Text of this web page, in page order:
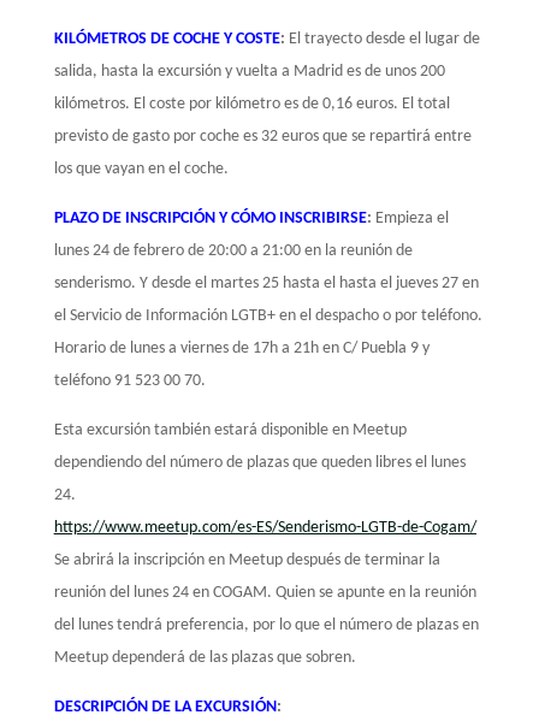
KILÓMETROS DE COCHE Y COSTE: El trayecto desde el lugar de
salida, hasta la excursión y vuelta a Madrid es de unos 200
kilómetros. El coste por kilómetro es de 0,16 euros. El total
previsto de gasto por coche es 32 euros que se repartirá entre
los que vayan en el coche.
PLAZO DE INSCRIPCIÓN Y CÓMO INSCRIBIRSE: Empieza el
lunes 24 de febrero de 20:00 a 21:00 en la reunión de
senderismo. Y desde el martes 25 hasta el hasta el jueves 27 en
el Servicio de Información LGTB+ en el despacho o por teléfono.
Horario de lunes a viernes de 17h a 21h en C/ Puebla 9 y
teléfono 91 523 00 70.
Esta excursión también estará disponible en Meetup
dependiendo del número de plazas que queden libres el lunes
24.
https://www.meetup.com/es-ES/Senderismo-LGTB-de-Cogam/
Se abrirá la inscripción en Meetup después de terminar la
reunión del lunes 24 en COGAM. Quien se apunte en la reunión
del lunes tendrá preferencia, por lo que el número de plazas en
Meetup dependerá de las plazas que sobren.
DESCRIPCIÓN DE LA EXCURSIÓN :